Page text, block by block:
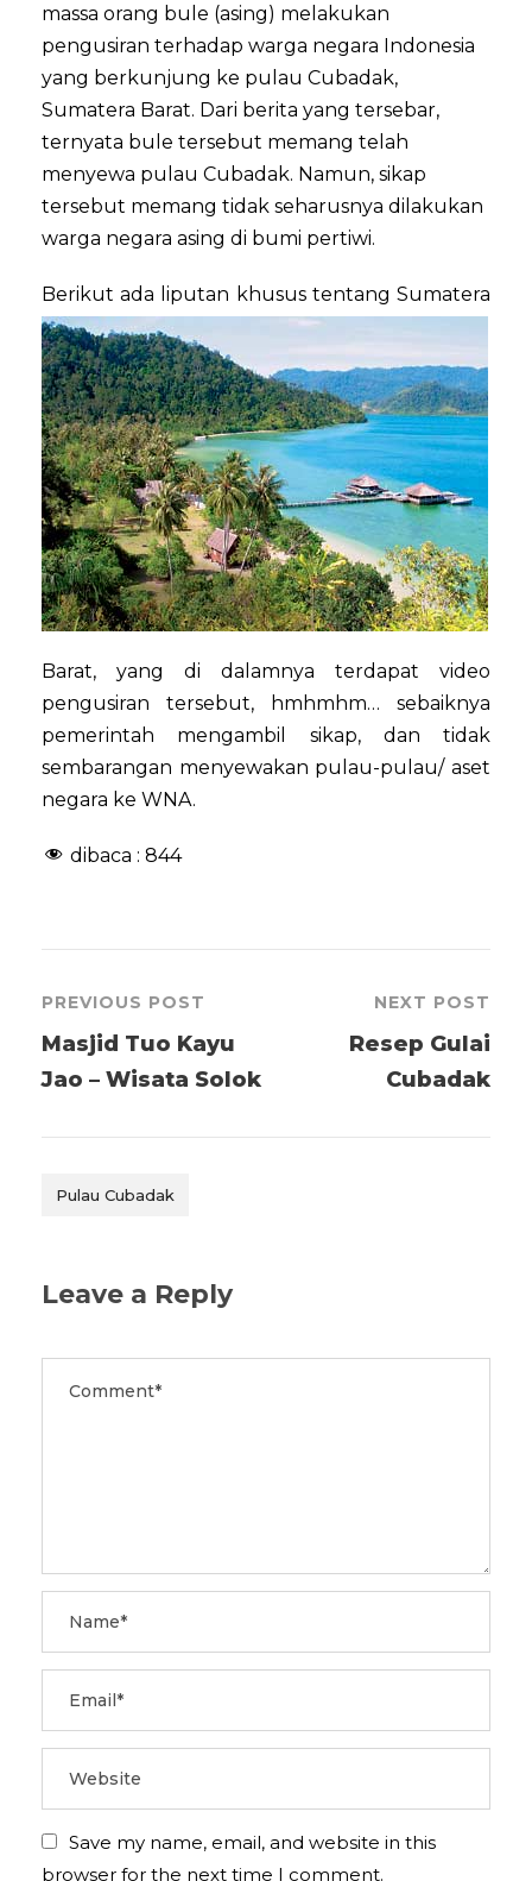
massa orang bule (asing) melakukan
pengusiran terhadap warga negara Indonesia
yang berkunjung ke pulau Cubadak,
Sumatera Barat. Dari berita yang tersebar,
ternyata bule tersebut memang telah
menyewa pulau Cubadak. Namun, sikap
tersebut memang tidak seharusnya dilakukan
warga negara asing di bumi pertiwi.
Berikut ada liputan khusus tentang Sumatera
Barat, yang di dalamnya terdapat video
pengusiran tersebut, hmhmhm… sebaiknya
pemerintah mengambil sikap, dan tidak
sembarangan menyewakan pulau-pulau/ aset
negara ke WNA.
dibaca : 844
PREVIOUS POST
Masjid Tuo Kayu
Jao – Wisata Solok
NEXT POST
Resep Gulai
Cubadak
Pulau Cubadak
Leave a Reply
Save my name, email, and website in this
browser for the next time I comment.